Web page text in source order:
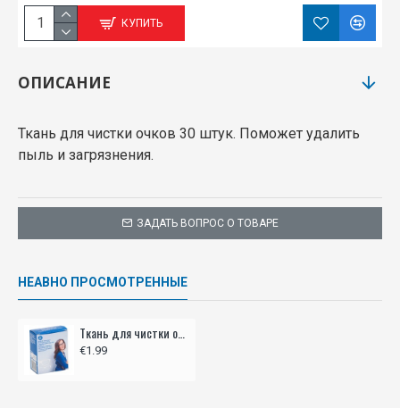
КУПИТЬ
ЗАДАТЬ ВОПРОС О ТОВАРЕ
ОПИСАНИЕ
Ткань для чистки очков 30 штук. Поможет удалить
пыль и загрязнения.
НЕАВНО ПРОСМОТРЕННЫЕ
Ткань для чистки очков 30 шт.
€1.99